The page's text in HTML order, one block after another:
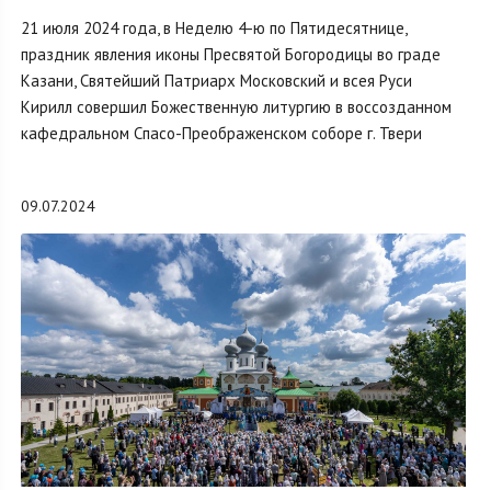
21 июля 2024 года, в Неделю 4-ю по Пятидесятнице,
праздник явления иконы Пресвятой Богородицы во граде
Казани, Святейший Патриарх Московский и всея Руси
Кирилл совершил Божественную литургию в воссозданном
кафедральном Спасо-Преображенском соборе г. Твери
09.07.2024